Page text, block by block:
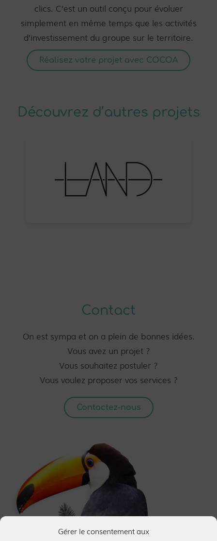
Gérer le consentement aux
clics. C’est un outil conçu pour évoluer
simplement en même temps que les activités
d’investissement du groupe sur le territoire.
Réalisez votre projet avec COCOA
Découvrez d’autres projets
Contact
On est sympa et on a plein de bonnes idées.
Vous avez un projet ?
Vous souhaitez postuler ?
Vous voulez proposer vos services ?
Contactez-nous